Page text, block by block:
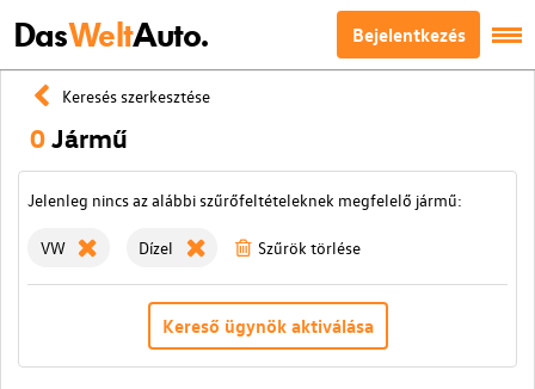
DasWeltAuto. Bejelentkezés
Keresés szerkesztése
0Jármű
Jelenleg nincs az alábbi szűrőfeltételeknek megfelelő jármű:
VW Dízel Szűrök törlése
Kereső ügynök aktiválása